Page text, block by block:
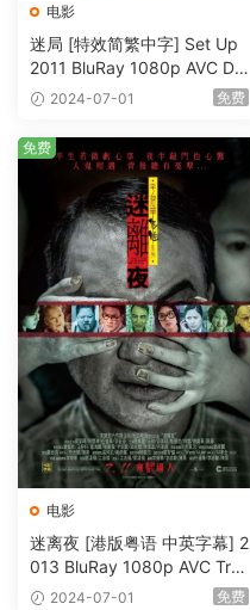
电影
迷局 [特效简繁中字] Set Up
2011 BluRay 1080p AVC DT
S-HD MA5.1-shhaclm@CHD
2024-07-01 免费
电影
迷离夜 [港版粤语 中英字幕] 2
013 BluRay 1080p AVC Tru
eHD5.1 [BDISO 22.64GB]
2024-07-01 免费
免费